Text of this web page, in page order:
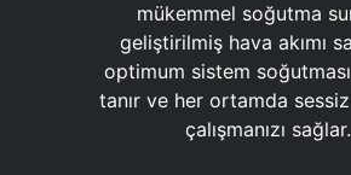
mükemmel soğutma
geliştirilmiş hava akımı
optimum sistem
tanır ve her ortamda
çalışmanızı sağlar.